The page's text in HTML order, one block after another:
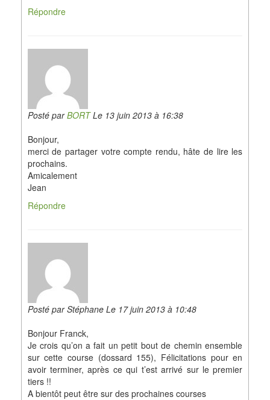
Répondre
Posté parBORTLe 13 juin 2013 à 16:38
Bonjour,
merci de partager votre compte rendu, hâte de lire les
prochains.
Amicalement
Jean
Répondre
Posté par Stéphane Le 17 juin 2013 à 10:48
Bonjour Franck,
Je crois qu’on a fait un petit bout de chemin ensemble
sur cette course (dossard 155), Félicitations pour en
avoir terminer, après ce qui t’est arrivé sur le premier
tiers !!
A bientôt peut être sur des prochaines courses